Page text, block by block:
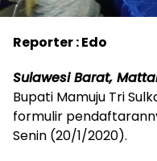
Reporter : Edo
Sulawesi Barat,
Bupati Mamuju Tri
formulir
Senin (20/1/2020).